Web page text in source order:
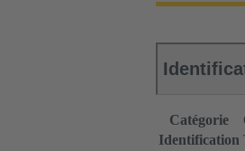
Catégorie
Identification